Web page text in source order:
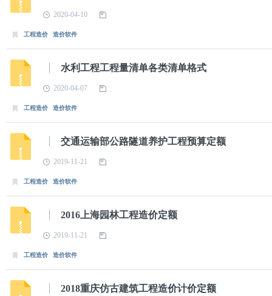
2020-04-10
工程造价 造价软件
水利工程工程量清单各类清单格式
2020-04-07
工程造价 造价软件
交通运输部公路隧道养护工程预算定额
2019-11-21
工程造价 造价软件
2016上海园林工程造价定额
2019-11-21
工程造价 造价软件
2018重庆仿古建筑工程造价计价定额